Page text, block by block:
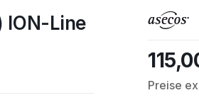
ION-Line
Preise